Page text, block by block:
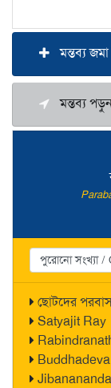
ছোটদের
Satyajit Ray
মন্তব্য
মন্তব্য